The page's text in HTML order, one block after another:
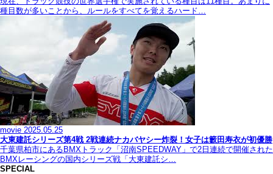
種目数が多いことから、ルールをすべてを覚えるハード…
movie 2025.05.25
大東建託シリーズ第4戦 2戦連続ナカバヤシー炸裂！女子は籔田寿衣が初優勝
千葉県柏市にあるBMXトラック「沼南SPEEDWAY」で2日連続で開催された
BMXレーシングの国内シリーズ戦「大東建託シ…
SPECIAL